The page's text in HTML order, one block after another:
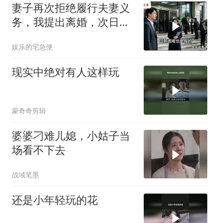
妻子再次拒绝履行夫妻义
务，我提出离婚，次日前
娱乐的宅急便
现实中绝对有人这样玩
蒙奇奇剪辑
婆婆刁难儿媳，小姑子当
场看不下去
战域笔墨
还是小年轻玩的花